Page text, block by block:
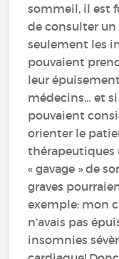
sommeil, il est
de consulter un
seulement les
pouvaient
leur
médecins… et
pouvaient
orienter le
thérapeutiques
« gavage » de
graves
exemple: mon
n’avais pas
insomnies